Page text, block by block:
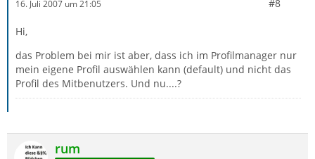
16. Juli 2007 um 21:05 #8
Hi,
das Problem bei mir ist aber, dass ich im Profilmanager nur
mein eigene Profil auswählen kann (default) und nicht das
Profil des Mitbenutzers. Und nu....?
rum